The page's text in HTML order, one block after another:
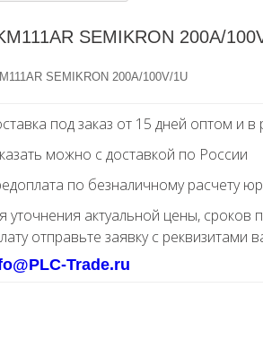
SEMIKRON 200A/
SEMIKRON 200A/100V/1U
под заказ от 15 дней оптом и в
можно с доставкой по России
по безналичному расчету
уточнения актуальной цены, сроков
отправьте заявку с реквизитами
Trade.ru